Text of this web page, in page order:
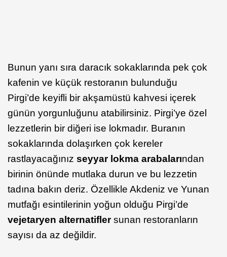
Bunun yanı sıra daracık sokaklarında pek çok
kafenin ve küçük restoranın bulunduğu
Pirgi’de keyifli bir akşamüstü kahvesi içerek
günün yorgunluğunu atabilirsiniz. Pirgi’ye özel
lezzetlerin bir diğeri ise lokmadır. Buranın
sokaklarında dolaşırken çok kereler
rastlayacağınız seyyar lokma arabalarından
birinin önünde mutlaka durun ve bu lezzetin
tadına bakın deriz. Özellikle Akdeniz ve Yunan
mutfağı esintilerinin yoğun olduğu Pirgi’de
vejetaryen alternatiflersunan restoranların
sayısı da az değildir.